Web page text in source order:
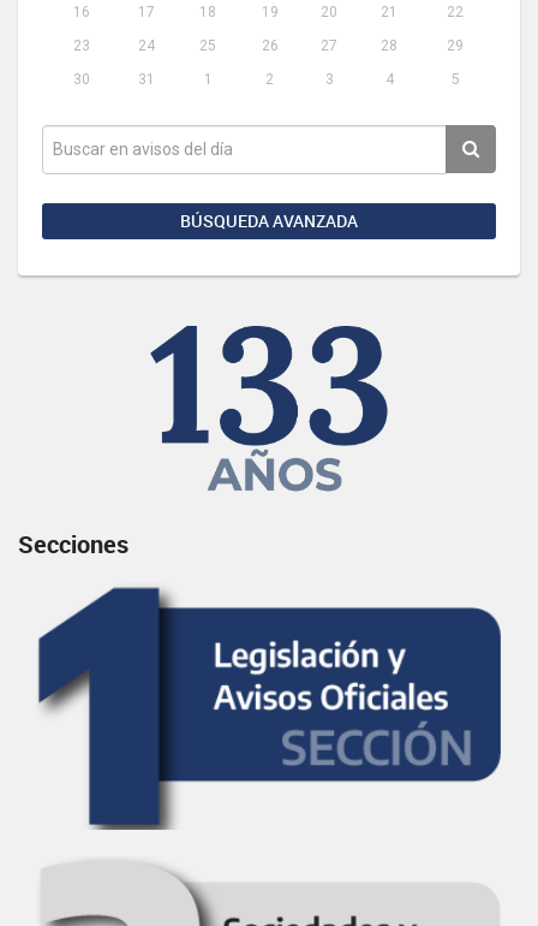
16
17 18 19 20 21
22
23
24 25 26 27 28
29
30
31 1 2 3 4 5
BÚSQUEDA AVANZADA
Secciones